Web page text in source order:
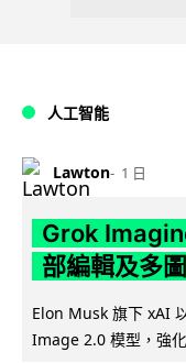
人工智能
Lawton 1 日
Grok
部編輯及多
Elon Musk 旗下 xAI
Image 2.0 模型，強